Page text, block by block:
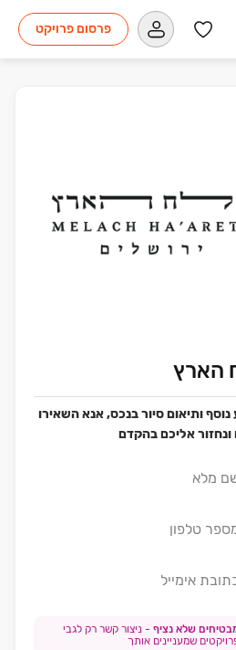
פרסום פרויקט
הארץ
נוסף ותיאום סיור בנכס, אנא השאירו
ונחזור אליכם בהקדם
שלא נציף - ניצור קשר רק לגבי
שמעניינים אותך